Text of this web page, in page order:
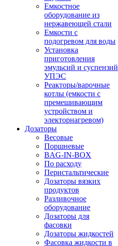
Емкостное
оборудование из
нержавеющей стали
Емкости с
подогревом для воды
Установка
приготовления
эмульсий и суспензий
УПЭС
Реакторы/варочные
котлы (емкости с
премешивающим
устройством и
электорнагревом)
Дозаторы
Весовые
Поршневые
BAG-IN-BOX
По расходу
Перистальтические
Дозаторы вязких
продуктов
Разливочное
оборудование
Дозаторы для
фасовки
Дозаторы жидкостей
Фасовка жидкости в